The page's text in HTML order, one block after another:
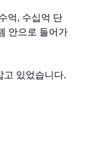
억, 수십억 단
안으로 들어가
고 있었습니다.